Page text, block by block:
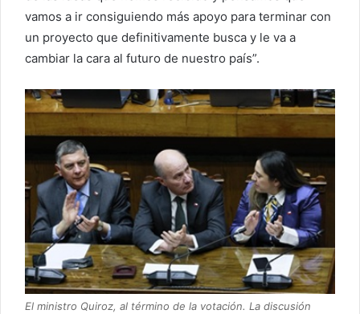
vamos a ir consiguiendo más apoyo para terminar con
un proyecto que definitivamente busca y le va a
cambiar la cara al futuro de nuestro país”.
El ministro Quiroz, al término de la votación. La discusión